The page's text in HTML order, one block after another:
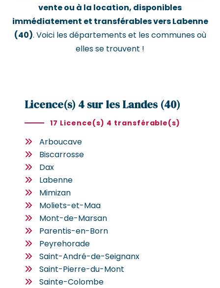
vente ou à la location, disponibles
immédiatement et transférables vers Labenne
(40). Voici les départements et les communes où
elles se trouvent !
Licence(s) 4 sur les Landes (40)
17 Licence(s) 4 transférable(s)
Arboucave
Biscarrosse
Dax
Labenne
Mimizan
Moliets-et-Maa
Mont-de-Marsan
Parentis-en-Born
Peyrehorade
Saint-André-de-Seignanx
Saint-Pierre-du-Mont
Sainte-Colombe